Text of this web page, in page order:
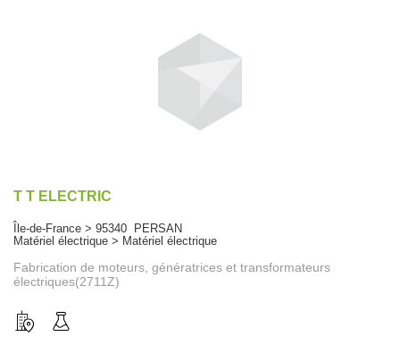
T T ELECTRIC
Île-de-France > 95340 PERSAN
Matériel électrique > Matériel électrique
Fabrication de moteurs, génératrices et transformateurs
électriques(2711Z)